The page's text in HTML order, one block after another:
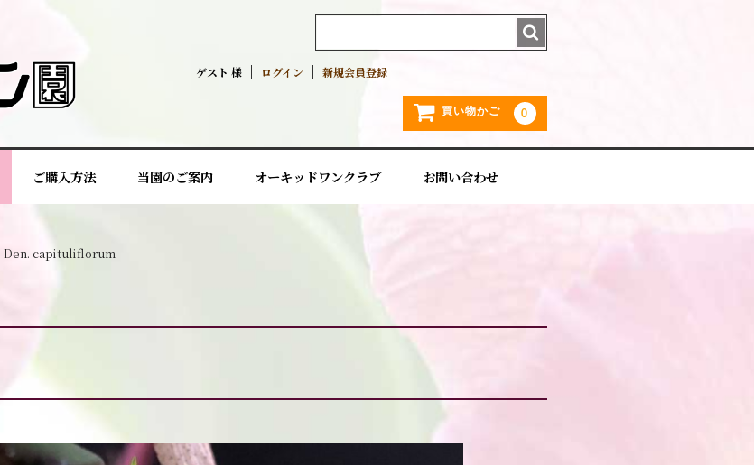
ゲスト 様 ログイン 新規会員登録
買い物かご 0
ご購入方法 当園のご案内 オーキッドワンクラブ お問い合わせ
Den. capituliflorum